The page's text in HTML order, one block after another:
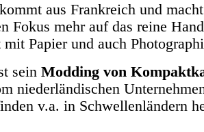
kommt aus Frankreich und
Fokus mehr auf das reine
Papier und auch
sein Modding von
niederländischen
v.a. in Schwellenländern